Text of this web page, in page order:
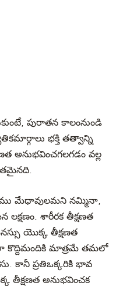
పురాతన కాలంనుండి
భక్తి తత్వాన్ని
అనుభవించగలగడం వల్ల
మేధావులమని నమ్మినా,
శారీరక తీక్షణత
యొక్క తీక్షణత
కొద్దిమందికి మాత్రమే తమలో
కానీ ప్రతిఒక్కరికి భావ
తీక్షణత అనుభవించక